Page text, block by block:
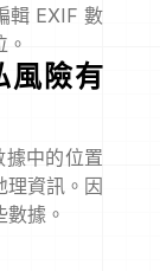
輯 EXIF 數
風險有
中的位置
理資訊。因
據。